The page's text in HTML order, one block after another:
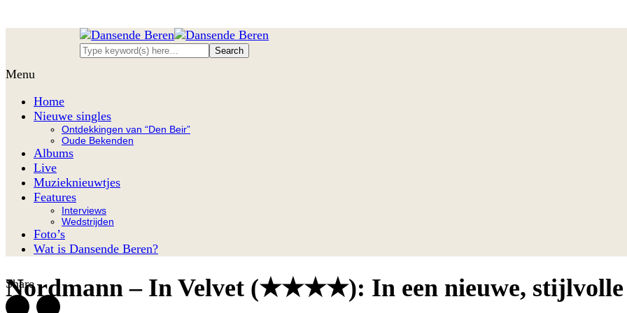
Menu
Home
Nieuwe singles
Ontdekkingen van “Den Beir”
Oude Bekenden
Albums
Live
Muzieknieuwtjes
Features
Interviews
Wedstrijden
Foto’s
Wat is Dansende Beren?
Nordmann – In Velvet (★★★★): In een nieuwe, stijlvolle
Share